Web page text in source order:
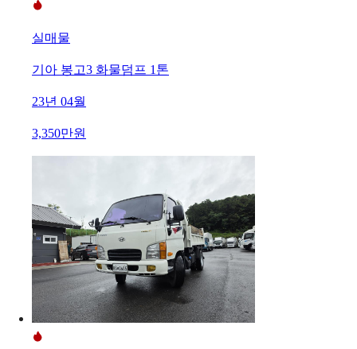
실매물
기아 봉고3 화물덤프 1톤
23년 04월
3,350만원